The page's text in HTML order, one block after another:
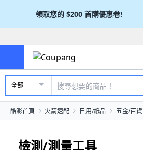
領取您的 $200 首購優惠卷!
全部
酷澎首頁 火箭速配 日用/紙品 五金/百貨
檢測/測量工具